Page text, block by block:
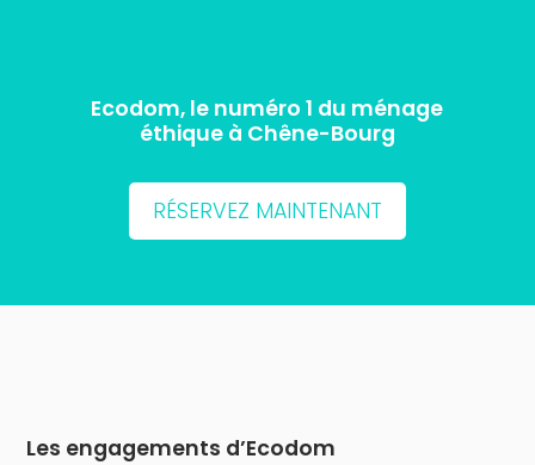
Ecodom, le numéro 1 du ménage
éthique à Chêne-Bourg
RÉSERVEZ MAINTENANT
Les engagements d’Ecodom